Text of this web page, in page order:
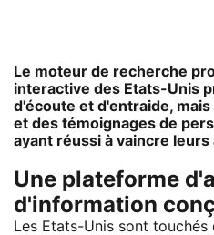
Le moteur de recherche
interactive des Etats-Unis
d'écoute et d'entraide,
et des témoignages de
ayant réussi à vaincre leurs
Une plateforme
d'information
Les Etats-Unis sont touchés